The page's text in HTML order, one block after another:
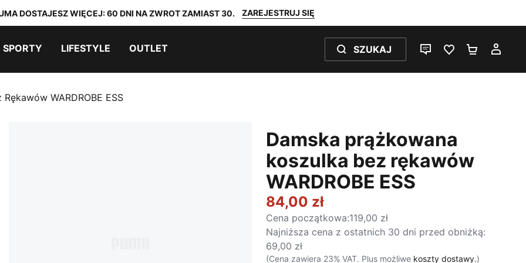
DOSTAJESZ WIĘCEJ: 60 DNI NA ZWROT ZAMIAST 30. ZAREJESTRUJ SIĘ
SPORTY LIFESTYLE OUTLET SZUKAJ
CZAT NA ŻYWO
ULUBIONE 0
KOSZYK
WARDROBE ESS
Damska prążkowana
koszulka bez rękawów
WARDROBE ESS
84,00 zł
Cena początkowa:119,00 zł
Najniższa cena z ostatnich 30 dni przed obniżką:
69,00 zł
(Cena zawiera 23% VAT. Plus możliwe koszty dostawy.)